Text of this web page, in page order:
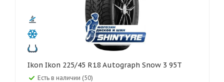
Ikon Ikon 225/45 R18 Autograph Snow 3 95T
Есть в наличии (50)